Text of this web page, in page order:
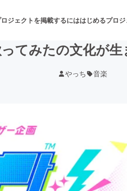
ジェクトを掲載するにははじめるプロ
サービス開発 フ
誌出版
てみたの文化が
やっち 音楽